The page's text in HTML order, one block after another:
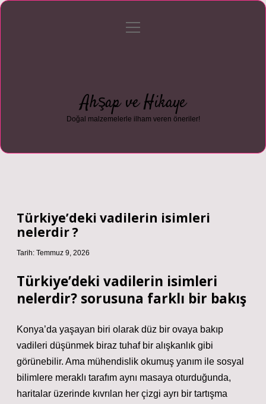
Gizlilik Politikası
menüyü
Ahşap ve Hikaye
Doğal malzemelerle ilham veren öneriler!
Türkiye’deki vadilerin isimleri
nelerdir ?
Tarih: Temmuz 9, 2026
Türkiye’deki vadilerin isimleri
nelerdir? sorusuna farklı bir bakış
Konya’da yaşayan biri olarak düz bir ovaya bakıp
vadileri düşünmek biraz tuhaf bir alışkanlık gibi
görünebilir. Ama mühendislik okumuş yanım ile sosyal
bilimlere meraklı tarafım aynı masaya oturduğunda,
haritalar üzerinde kıvrılan her çizgi ayrı bir tartışma